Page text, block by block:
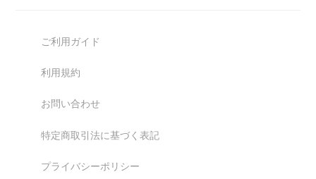
ご利用ガイド
利用規約
お問い合わせ
特定商取引法に基づく表記
プライバシーポリシー